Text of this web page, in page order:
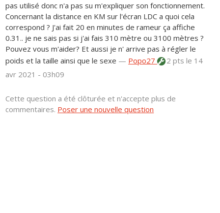
pas utilisé donc n'a pas su m'expliquer son fonctionnement.
Concernant la distance en KM sur l'écran LDC a quoi cela
correspond ? J'ai fait 20 en minutes de rameur ça affiche
0.31.. je ne sais pas si j'ai fais 310 mètre ou 3100 mètres ?
Pouvez vous m'aider? Et aussi je n' arrive pas à régler le
poids et la taille ainsi que le sexe — Popo27 2 ptsle 14
avr 2021 - 03h09
Cette question a été clôturée et n'accepte plus de
commentaires. Poser une nouvelle question